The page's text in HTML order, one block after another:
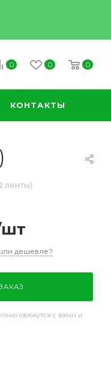
0 0 0
КОНТАКТЫ
ленты)
дешевле?
свяжутся с вами и